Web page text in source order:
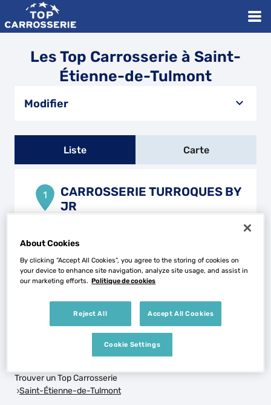
Les Top Carrosserie à Saint-
Étienne-de-Tulmont
Modifier
Liste Carte
1
CARROSSERIE TURROQUES BY
JR
Fermé actuellement
Téléphone
Les Top Carrosserie dans les villes à proximité
Trouver un Top Carrosserie
Saint-Étienne-de-Tulmont
About Cookies
By clicking “Accept All Cookies”, you agree to the storing of cookies on
your device to enhance site navigation, analyze site usage, and assist in
our marketing efforts. Politique de cookies
Reject All Accept All Cookies
Cookie Settings